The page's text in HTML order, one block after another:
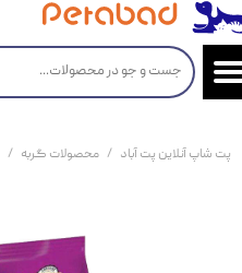
پت شاپ آنلاین پت آباد محصولات گربه